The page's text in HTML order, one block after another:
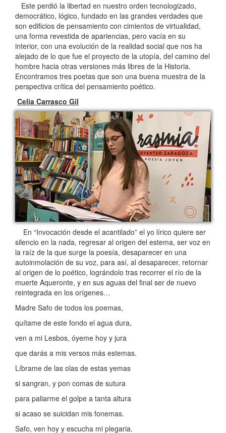
Este perdió la libertad en nuestro orden tecnologizado,
democrático, lógico, fundado en las grandes verdades que
son edificios de pensamiento con cimientos de virtualidad,
una forma revestida de apariencias, pero vacía en su
interior, con una evolución de la realidad social que nos ha
alejado de lo que fue el proyecto de la utopía, del camino del
hombre hacia otras versiones más libres de la Historia.
Encontramos tres poetas que son una buena muestra de la
perspectiva crítica del pensamiento poético.
Celia Carrasco Gil
En “Invocación desde el acantilado” el yo lírico quiere ser
silencio en la nada, regresar al origen del estema, ser voz en
la raíz de la que surge la poesía, desaparecer en una
autoinmolación de su voz, para así, al desaparecer, retornar
al origen de lo poético, lográndolo tras recorrer el río de la
muerte Aqueronte, y en sus aguas del final ser de nuevo
reintegrada en los orígenes…
Madre Safo de todos los poemas,
quítame de este fondo el agua dura,
ven a mi Lesbos, óyeme hoy y jura
que darás a mis versos más estemas.
Líbrame de las olas de estas yemas
si sangran, y pon comas de sutura
para paliarme el golpe a tanta altura
si acaso se suicidan mis fonemas.
Safo, ven hoy y escucha mi plegaria.